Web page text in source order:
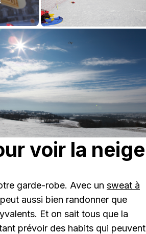
voir la neige
garde-robe. Avec un sweat à
aussi bien randonner que
Et on sait tous que la
prévoir des habits qui peuvent